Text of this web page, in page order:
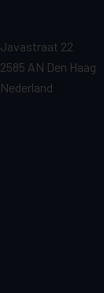
Javastraat 22
2585 AN Den Haag
Nederland